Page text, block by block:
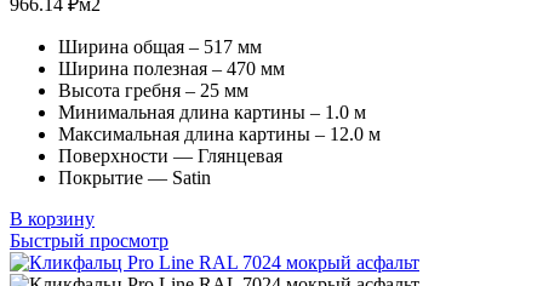
966.14 ₽м2
Ширина общая – 517 мм
Ширина полезная – 470 мм
Высота гребня – 25 мм
Минимальная длина картины – 1.0 м
Максимальная длина картины – 12.0 м
Поверхности — Глянцевая
Покрытие — Satin
В корзину
Быстрый просмотр